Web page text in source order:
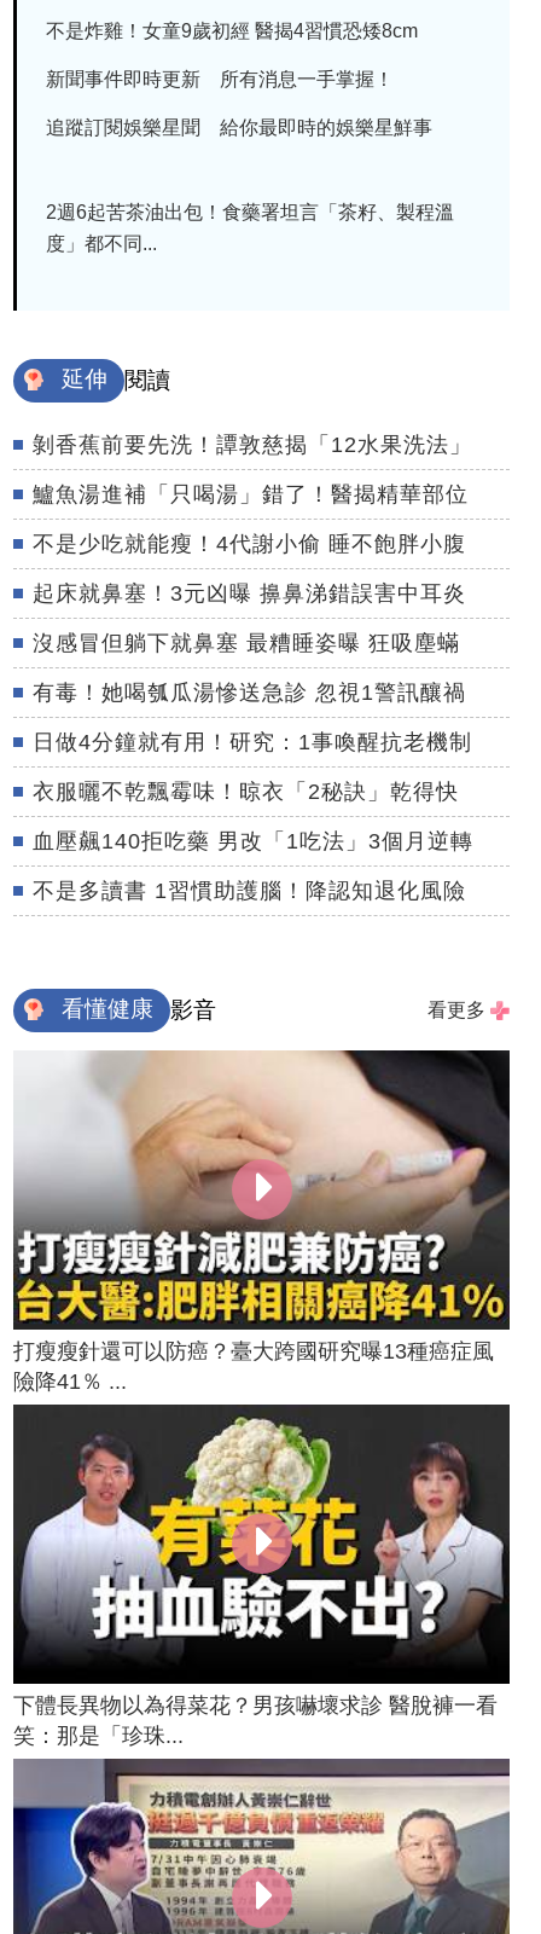
不是炸雞！女童9歲初經 醫揭4習慣恐矮8cm
新聞事件即時更新 所有消息一手掌握！
追蹤訂閱娛樂星聞 給你最即時的娛樂星鮮事
2週6起苦茶油出包！食藥署坦言「茶籽、製程溫
度」都不同...
延伸 閱讀
剝香蕉前要先洗！譚敦慈揭「12水果洗法」
鱸魚湯進補「只喝湯」錯了！醫揭精華部位
不是少吃就能瘦！4代謝小偷 睡不飽胖小腹
起床就鼻塞！3元凶曝 擤鼻涕錯誤害中耳炎
沒感冒但躺下就鼻塞 最糟睡姿曝 狂吸塵蟎
有毒！她喝瓠瓜湯慘送急診 忽視1警訊釀禍
日做4分鐘就有用！研究：1事喚醒抗老機制
衣服曬不乾飄霉味！晾衣「2秘訣」乾得快
血壓飆140拒吃藥 男改「1吃法」3個月逆轉
不是多讀書 1習慣助護腦！降認知退化風險
看懂健康 影音 看更多
打瘦瘦針還可以防癌？臺大跨國研究曝13種癌症風
險降41％ ...
下體長異物以為得菜花？男孩嚇壞求診 醫脫褲一看
笑：那是「珍珠...